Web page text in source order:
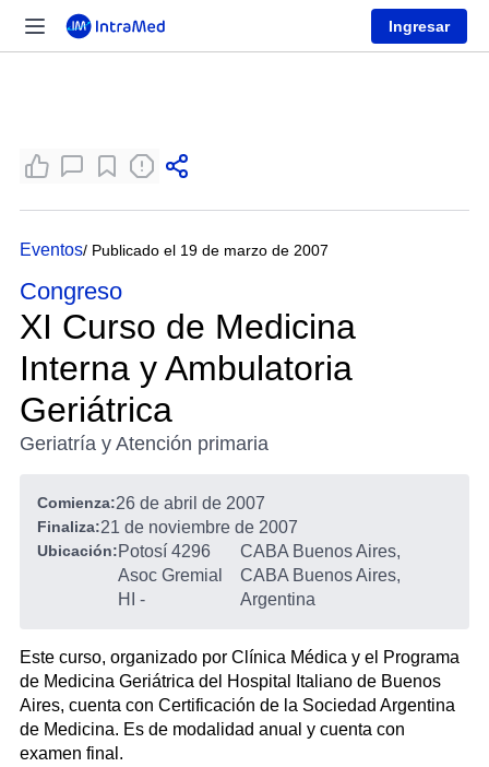
Ingresar
Eventos/ Publicado el 19 de marzo de 2007
Congreso
XI Curso de Medicina
Interna y Ambulatoria
Geriátrica
Geriatría y Atención primaria
Comienza:26 de abril de 2007
Finaliza:21 de noviembre de 2007
Ubicación:Potosí 4296
Asoc Gremial
HI
-
CABA Buenos Aires,
CABA Buenos Aires,
Argentina
Este curso, organizado por Clínica Médica y el Programa
de Medicina Geriátrica del Hospital Italiano de Buenos
Aires, cuenta con Certificación de la Sociedad Argentina
de Medicina. Es de modalidad anual y cuenta con
examen final.